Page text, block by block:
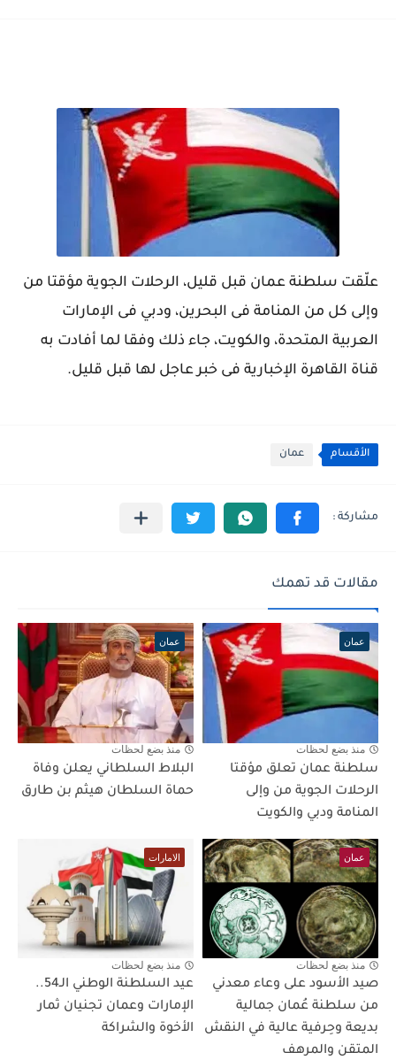
علّقت سلطنة عمان قبل قليل، الرحلات الجوية مؤقتا من
وإلى كل من المنامة فى البحرين، ودبي فى الإمارات
العربية المتحدة، والكويت، جاء ذلك وفقا لما أفادت به
قناة القاهرة الإخبارية فى خبر عاجل لها قبل قليل.
الأقسام عمان
مقالات قد تهمك
عمان
منذ بضع لحظات
سلطنة عمان تعلق مؤقتا
الرحلات الجوية من وإلى
المنامة ودبي والكويت
عمان
منذ بضع لحظات
البلاط السلطاني يعلن وفاة
حماة السلطان هيثم بن طارق
عمان
منذ بضع لحظات
صيد الأسود على وعاء معدني
من سلطنة عُمان جمالية
بديعة وحِرفية عالية في النقش
المتقن والمرهف
الامارات
منذ بضع لحظات
عيد السلطنة الوطني الـ54..
الإمارات وعمان تجنيان ثمار
الأخوة والشراكة